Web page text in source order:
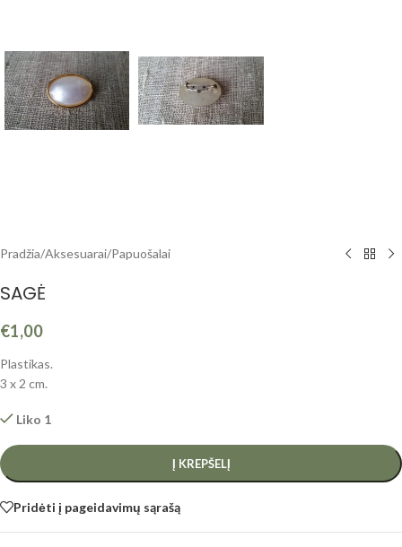
Pradžia/Aksesuarai/Papuošalai
SAGĖ
€1,00
Plastikas.
3 x 2 cm.
Liko 1
Į KREPŠELĮ
Pridėti į pageidavimų sąrašą